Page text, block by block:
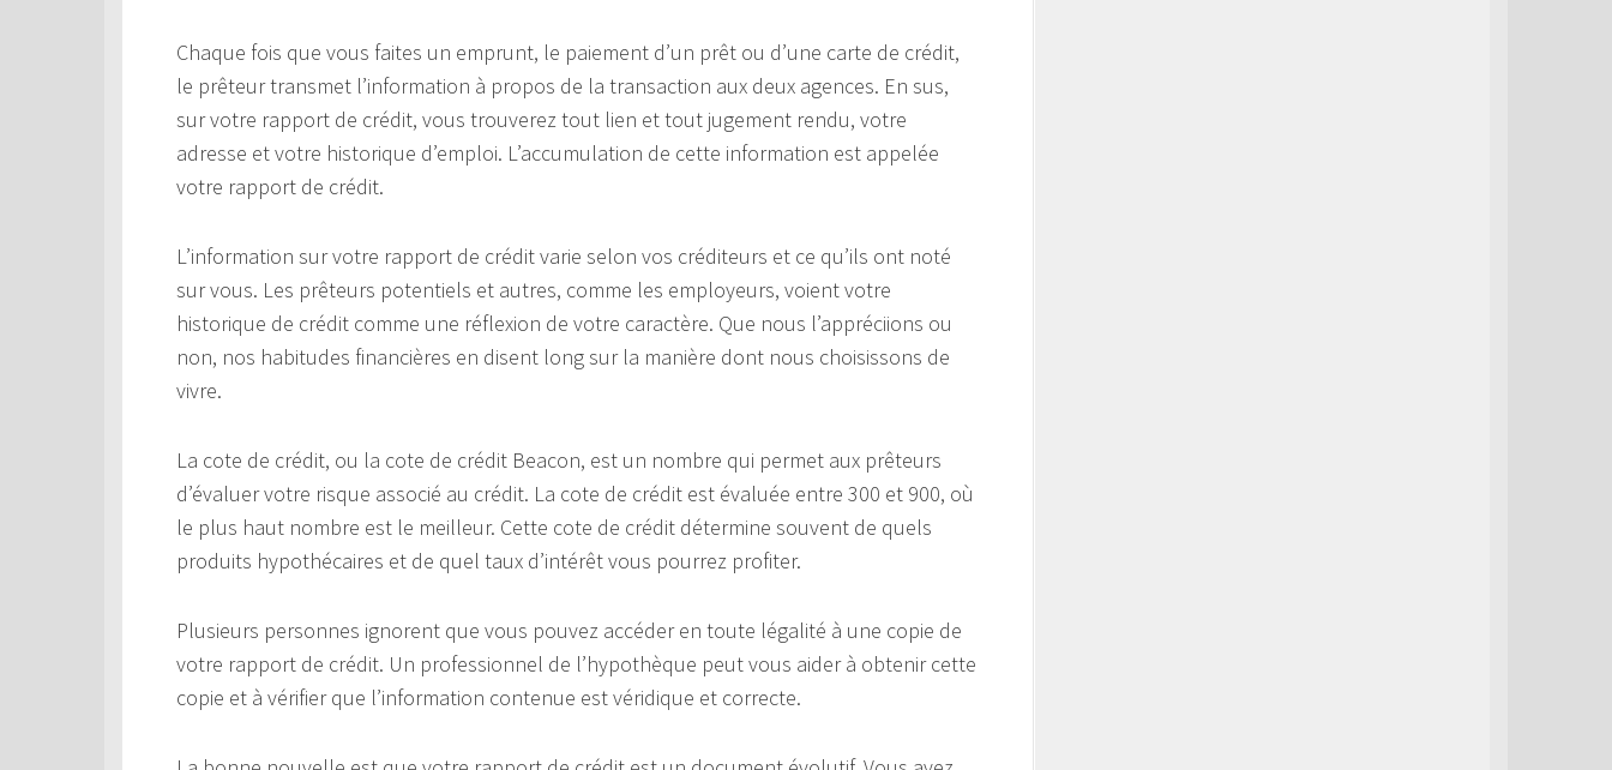
Chaque fois que vous faites un emprunt, le paiement d’un prêt ou d’une carte de crédit,
le prêteur transmet l’information à propos de la transaction aux deux agences. En sus,
sur votre rapport de crédit, vous trouverez tout lien et tout jugement rendu, votre
adresse et votre historique d’emploi. L’accumulation de cette information est appelée
votre rapport de crédit.
L’information sur votre rapport de crédit varie selon vos créditeurs et ce qu’ils ont noté
sur vous. Les prêteurs potentiels et autres, comme les employeurs, voient votre
historique de crédit comme une réflexion de votre caractère. Que nous l’appréciions ou
non, nos habitudes financières en disent long sur la manière dont nous choisissons de
vivre.
La cote de crédit, ou la cote de crédit Beacon, est un nombre qui permet aux prêteurs
d’évaluer votre risque associé au crédit. La cote de crédit est évaluée entre 300 et 900, où
le plus haut nombre est le meilleur. Cette cote de crédit détermine souvent de quels
produits hypothécaires et de quel taux d’intérêt vous pourrez profiter.
Plusieurs personnes ignorent que vous pouvez accéder en toute légalité à une copie de
votre rapport de crédit. Un professionnel de l’hypothèque peut vous aider à obtenir cette
copie et à vérifier que l’information contenue est véridique et correcte.